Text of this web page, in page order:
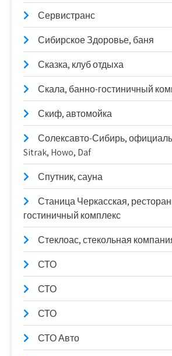
Сервистранс
Сибирское Здоровье, баня
Сказка, клуб отдыха
Скала, банно-гостиничный
Скиф, автомойка
Солексавто-Сибирь,
Sitrak, Howo, Daf
Спутник, сауна
Станица Черкасская,
гостиничный комплекс
Стеклоас, стекольная
СТО
СТО
СТО
СТО Авто